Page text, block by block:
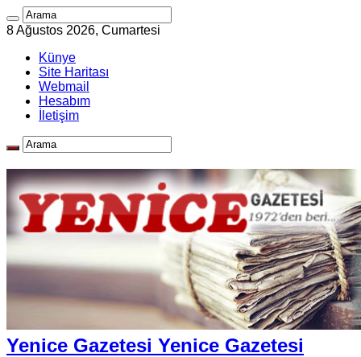
8 Ağustos 2026, Cumartesi
Künye
Site Haritası
Webmail
Hesabım
İletişim
Yenice Gazetesi Yenice Gazetesi